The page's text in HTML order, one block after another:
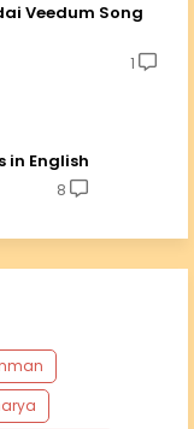
Veedum Song
1
in English
8